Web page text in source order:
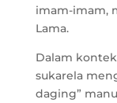
imam-imam,
Lama.
Dalam
sukarela
daging”